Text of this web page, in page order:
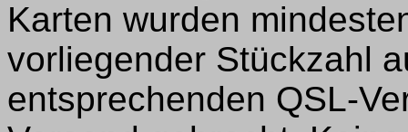
Karten wurden
vorliegender Stückzahl
entsprechenden QSL-